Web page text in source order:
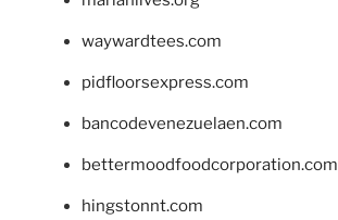
waywardtees.com
pidfloorsexpress.com
bancodevenezuelaen.com
bettermoodfoodcorporation.com
hingstonnt.com